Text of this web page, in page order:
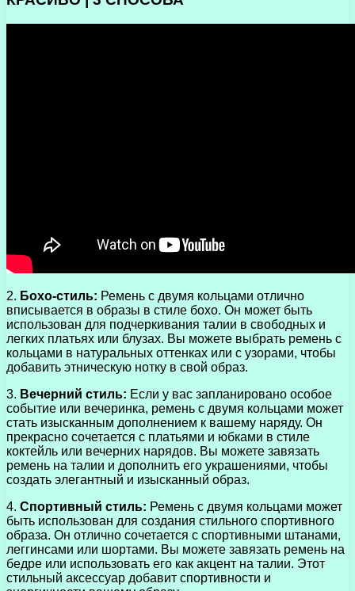
2. Бохо-стиль: Ремень с двумя кольцами отлично
вписывается в образы в стиле бохо. Он может быть
использован для подчеркивания талии в свободных и
легких платьях или блузах. Вы можете выбрать ремень с
кольцами в натуральных оттенках или с узорами, чтобы
добавить этническую нотку в свой образ.
3. Вечерний стиль: Если у вас запланировано особое
событие или вечеринка, ремень с двумя кольцами может
стать изысканным дополнением к вашему наряду. Он
прекрасно сочетается с платьями и юбками в стиле
коктейль или вечерних нарядов. Вы можете завязать
ремень на талии и дополнить его украшениями, чтобы
создать элегантный и изысканный образ.
4. Спортивный стиль: Ремень с двумя кольцами может
быть использован для создания стильного спортивного
образа. Он отлично сочетается с спортивными штанами,
леггинсами или шортами. Вы можете завязать ремень на
бедре или использовать его как акцент на талии. Этот
стильный аксессуар добавит спортивности и